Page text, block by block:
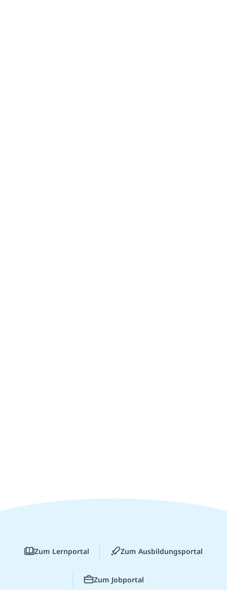
Zum Lernportal Zum Ausbildungsportal
Zum Jobportal